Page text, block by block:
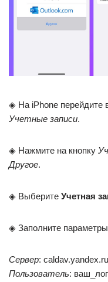
◈ На iPhone перейдите
Учетные записи.
◈ Нажмите на кнопку
Другое.
◈ Выберите Учетная
◈ Заполните
Сервер: caldav.yandex.ru
Пользователь: